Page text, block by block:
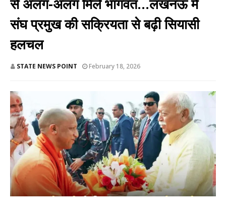
से अलग-अलग मिले भागवत...लखनऊ में
संघ प्रमुख की सक्रियता से बढ़ी सियासी
हलचल
STATE NEWS POINT February 18, 2026